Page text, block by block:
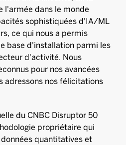
l'armée dans le monde
sophistiquées d'IA/ML
ce qui nous a permis
base d'installation parmi les
d'activité. Nous
pour nos avancées
adressons nos félicitations
du CNBC Disruptor 50
propriétaire qui
quantitatives et